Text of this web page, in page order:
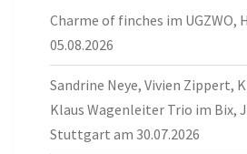
Charme of finches im UGZWO,
05.08.2026
Sandrine Neye, Vivien Zippert,
Klaus Wagenleiter Trio im Bix,
Stuttgart am 30.07.2026